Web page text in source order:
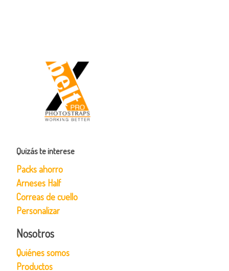
Quizás te interese
Packs ahorro
Arneses Half
Correas de cuello
Personalizar
Nosotros
Quiénes somos
Productos